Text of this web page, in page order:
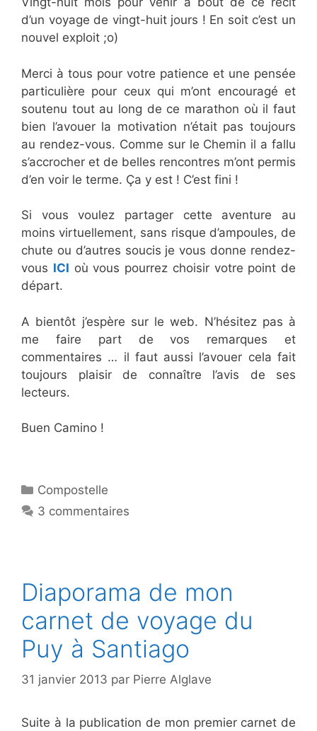
d’un voyage de vingt-huit jours ! En soit c’est un
nouvel exploit ;o)
Merci à tous pour votre patience et une pensée
particulière pour ceux qui m’ont encouragé et
soutenu tout au long de ce marathon où il faut
bien l’avouer la motivation n’était pas toujours
au rendez-vous. Comme sur le Chemin il a fallu
s’accrocher et de belles rencontres m’ont permis
d’en voir le terme. Ça y est ! C’est fini !
Si vous voulez partager cette aventure au
moins virtuellement, sans risque d’ampoules, de
chute ou d’autres soucis je vous donne rendez-
vous ICI où vous pourrez choisir votre point de
départ.
A bientôt j’espère sur le web. N’hésitez pas à
me faire part de vos remarques et
commentaires … il faut aussi l’avouer cela fait
toujours plaisir de connaître l’avis de ses
lecteurs.
Buen Camino !
Catégories
Compostelle
3 commentaires
Diaporama de mon
carnet de voyage du
Puy à Santiago
31 janvier 2013 par Pierre Alglave
Suite à la publication de mon premier carnet de